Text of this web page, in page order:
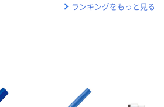
ランキングをもっと見る